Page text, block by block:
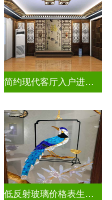
简约现代客厅入户进门遮挡玻璃屏风
低反射玻璃价格表生产电话